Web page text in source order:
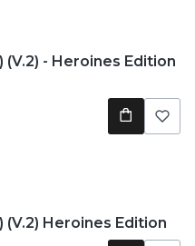
- Heroines Edition
Heroines Edition